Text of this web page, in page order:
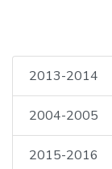
2013-2014
2004-2005
2015-2016